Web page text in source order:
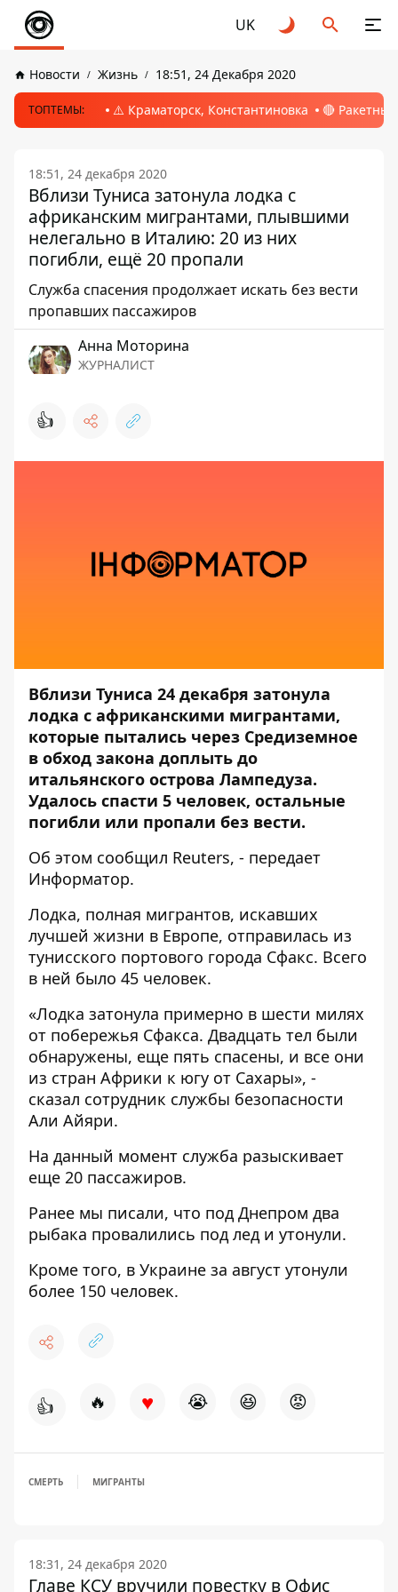
UK
Новости Жизнь 18:51, 24 Декабря 2020
ТОПТЕМЫ: ⚠️ Краматорск, Константиновка 🔴
18:51, 24 декабря 2020
Вблизи Туниса затонула лодка с
африканским мигрантами, плывшими
нелегально в Италию: 20 из них
погибли, ещё 20 пропали
Служба спасения продолжает искать без вести
пропавших пассажиров
Анна Моторина
ЖУРНАЛИСТ
👍
Вблизи Туниса 24 декабря затонула
лодка с африканскими мигрантами,
которые пытались через Средиземное
в обход закона доплыть до
итальянского острова Лампедуза.
Удалось спасти 5 человек, остальные
погибли или пропали без вести.
Об этом сообщил Reuters, - передает
Информатор.
Лодка, полная мигрантов, искавших
лучшей жизни в Европе, отправилась из
тунисского портового города Сфакс. Всего
в ней было 45 человек.
«Лодка затонула примерно в шести милях
от побережья Сфакса. Двадцать тел были
обнаружены, еще пять спасены, и все они
из стран Африки к югу от Сахары», -
сказал сотрудник службы безопасности
Али Айяри.
На данный момент служба разыскивает
еще 20 пассажиров.
Ранее мы писали, что под Днепром два
рыбака провалились под лед и утонули.
Кроме того, в Украине за август утонули
более 150 человек.
👍 🔥 ♥ 😭 😆 😡
СМЕРТЬ МИГРАНТЫ
18:31, 24 декабря 2020
Главе КСУ вручили повестку в Офис